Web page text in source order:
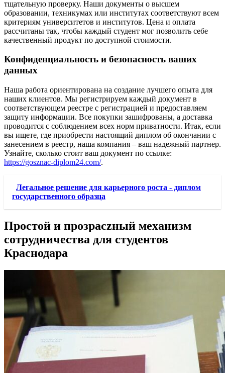
тщательную проверку. Наши документы о высшем
образовании, техникумах или институтах соответствуют всем
критериям университетов и институтов. Цена и оплата
рассчитаны так, чтобы каждый студент мог позволить себе
качественный продукт по доступной стоимости.
Конфиденциальность и безопасность ваших
данных
Наша работа ориентирована на создание лучшего опыта для
наших клиентов. Мы регистрируем каждый документ в
соответствующем реестре с регистрацией и предоставляем
защиту информации. Все покупки зашифрованы, а доставка
проводится с соблюдением всех норм приватности. Итак, если
вы ищете, где приобрести настоящий диплом об окончании с
занесением в реестр, наша компания – ваш надежный партнер.
Узнайте, сколько стоит ваш документ по ссылке:
https://gosznac-diplom24.com/.
Легальное решение для карьерного роста - диплом
государственного образца
Простой и прозрaczный механизм
сотрудничества для студентов
Краснодара